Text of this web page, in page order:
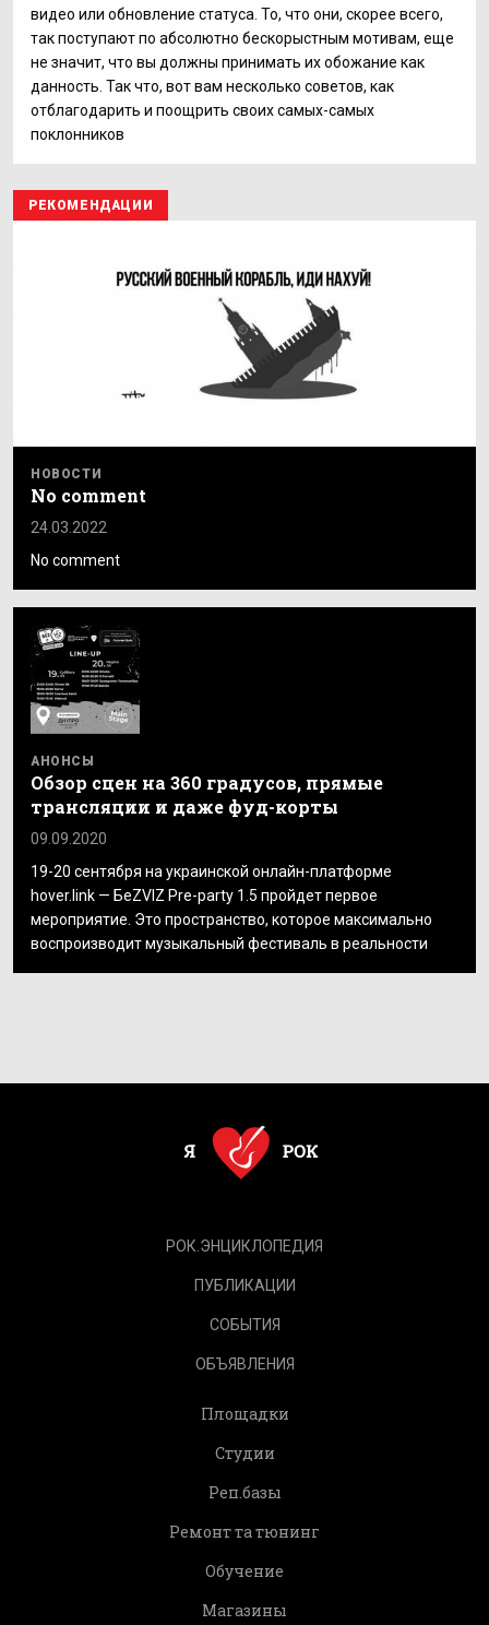
видео или обновление статуса. То, что они, скорее всего,
так поступают по абсолютно бескорыстным мотивам, еще
не значит, что вы должны принимать их обожание как
данность. Так что, вот вам несколько советов, как
отблагодарить и поощрить своих самых-самых
поклонников
РЕКОМЕНДАЦИИ
НОВОСТИ
No comment
24.03.2022
No comment
АНОНСЫ
Обзор сцен на 360 градусов, прямые
трансляции и даже фуд-корты
09.09.2020
19-20 сентября на украинской онлайн-платформе
hover.link — БеZVIZ Pre-party 1.5 пройдет первое
мероприятие. Это пространство, которое максимально
воспроизводит музыкальный фестиваль в реальности
РОК.ЭНЦИКЛОПЕДИЯ
ПУБЛИКАЦИИ
СОБЫТИЯ
ОБЪЯВЛЕНИЯ
Площадки
Студии
Реп.базы
Ремонт та тюнинг
Обучение
Магазины